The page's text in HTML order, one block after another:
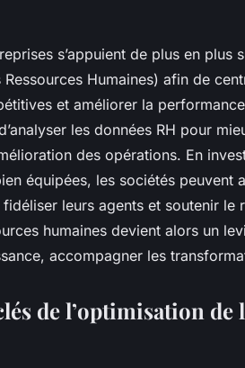
s’appuient de plus en plus
Ressources Humaines) afin de
et améliorer la
les données RH pour
des opérations. En
équipées, les sociétés
leurs agents et soutenir le
humaines devient alors un
accompagner les
de l’optimisation de